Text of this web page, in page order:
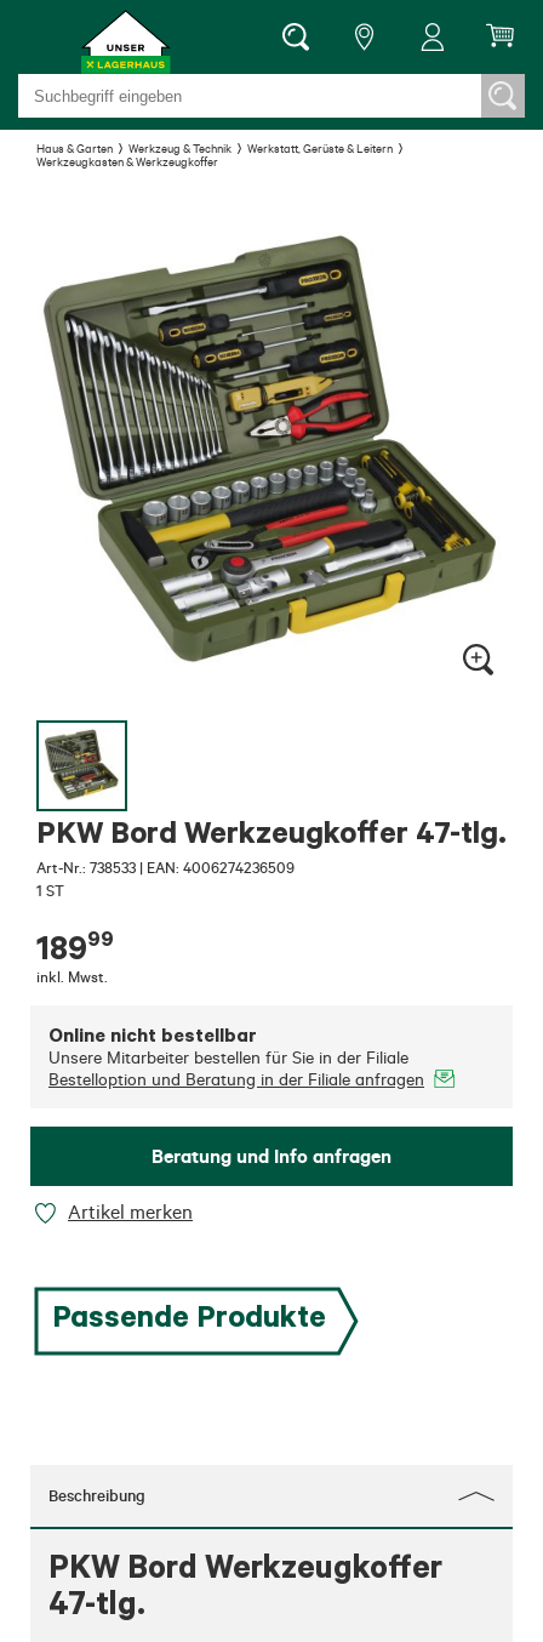
Haus & Garten Werkzeug & Technik
Werkstatt, Gerüste & Leitern
Werkzeugkasten & Werkzeugkoffer
PKW Bord Werkzeugkoffer 47-tlg.
Art-Nr.: 738533 | EAN: 4006274236509
1 ST
18999
inkl. Mwst.
Online nicht bestellbar
Unsere Mitarbeiter bestellen für Sie in der Filiale
Bestelloption und Beratung in der Filiale anfragen
Beratung und Info anfragen
Artikel merken
Passende Produkte
Beschreibung
PKW Bord Werkzeugkoffer
47-tlg.